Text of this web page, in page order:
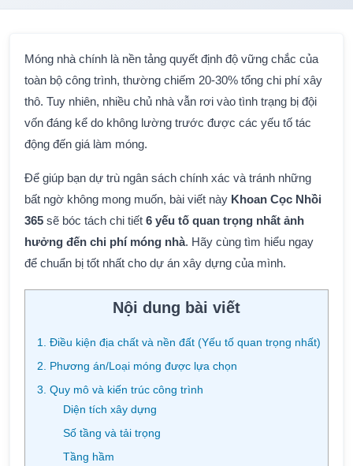
Móng nhà chính là nền tảng quyết định độ vững chắc của
toàn bộ công trình, thường chiếm 20-30% tổng chi phí xây
thô. Tuy nhiên, nhiều chủ nhà vẫn rơi vào tình trạng bị đội
vốn đáng kể do không lường trước được các yếu tố tác
động đến giá làm móng.
Để giúp bạn dự trù ngân sách chính xác và tránh những
bất ngờ không mong muốn, bài viết này Khoan Cọc Nhồi
365 sẽ bóc tách chi tiết 6 yếu tố quan trọng nhất ảnh
hưởng đến chi phí móng nhà. Hãy cùng tìm hiểu ngay
để chuẩn bị tốt nhất cho dự án xây dựng của mình.
Nội dung bài viết
1. Điều kiện địa chất và nền đất (Yếu tố quan trọng nhất)
2. Phương án/Loại móng được lựa chọn
3. Quy mô và kiến trúc công trình
Diện tích xây dựng
Số tầng và tải trọng
Tầng hầm